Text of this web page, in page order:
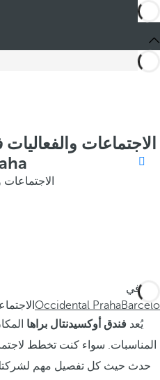
الاجتماعات
أنت في
Barceló
Occidental Praha
يُعد فندق أوكسيدنتال براها
المناسبات. سواء كنت تخطط
حدث حيث كل تفصيل مهم